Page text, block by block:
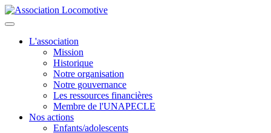
L'association
Mission
Historique
Notre organisation
Notre gouvernance
Les ressources financières
Membre de l'UNAPECLE
Nos actions
Enfants/adolescents